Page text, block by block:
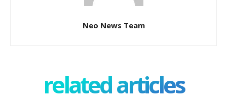
Neo News Team
related articles